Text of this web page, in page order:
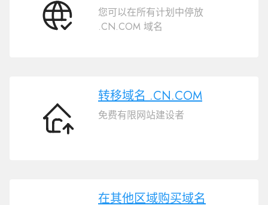
连
.CN.COM
您可以在所有计划中停放
.CN.COM 域名
转
转移域名 .CN.COM
免费有限网站建设者
在其他区域购买域名